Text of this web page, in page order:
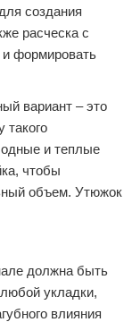
создания
расческа с
формировать
вариант – это
такого
и теплые
чтобы
объем. Утюжок
должна быть
укладки,
влияния